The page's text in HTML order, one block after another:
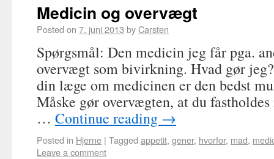
Medicin og overvægt
Posted on 7. juni 2013 byCarsten
Spørgsmål: Den medicin jeg får pga.
overvægt som bivirkning. Hvad gør
din læge om medicinen er den bedst
Måske gør overvægten, at du
… Continue reading →
Posted in Hjerne | Tagged appetit, gener, hvorfor, mad,
Leave a comment